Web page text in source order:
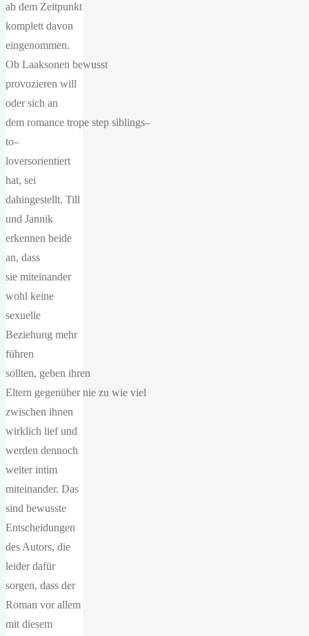
ab dem Zeitpunkt
komplett davon
eingenommen.
Ob Laaksonen bewusst
provozieren will
oder sich an
dem romance trope step siblings–
to–
loversorientiert
hat, sei
dahingestellt. Till
und Jannik
erkennen beide
an, dass
sie miteinander
wohl keine
sexuelle
Beziehung mehr
führen
sollten, geben ihren
Eltern gegenüber nie zu wie viel
zwischen ihnen
wirklich lief und
werden dennoch
weiter intim
miteinander. Das
sind bewusste
Entscheidungen
des Autors, die
leider dafür
sorgen, dass der
Roman vor allem
mit diesem